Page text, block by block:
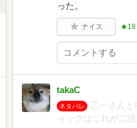
った。
ナイス ★18
takaC
ネタバレ
乙一さん
ョックはこれが二